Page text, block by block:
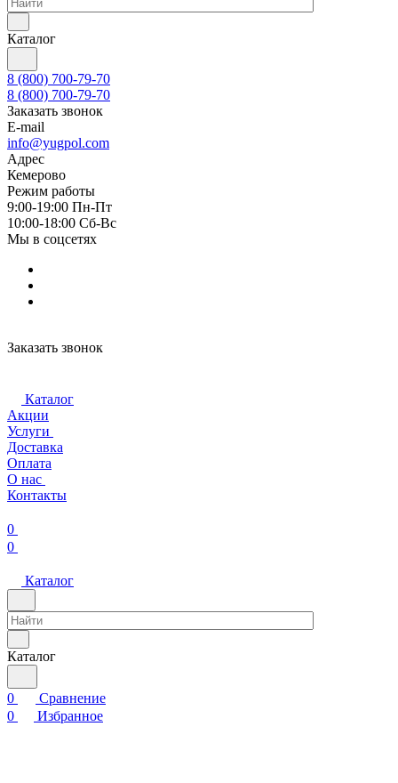
Каталог
8 (800) 700-79-70
8 (800) 700-79-70
Заказать звонок
E-mail
info@yugpol.com
Адрес
Кемерово
Режим работы
9:00-19:00 Пн-Пт
10:00-18:00 Cб-Вс
Мы в соцсетях
Заказать звонок
Каталог
Акции
Услуги
Доставка
Оплата
О нас
Контакты
0
0
Каталог
Каталог
0
Сравнение
0
Избранное